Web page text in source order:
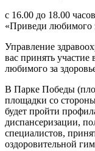
с 16.00 до 18.00
«Приведи любимого
Управление
вас принять
любимого за
В Парке Победы
площадки со
будет пройти
диспансеризации,
специалистов,
оздоровительной